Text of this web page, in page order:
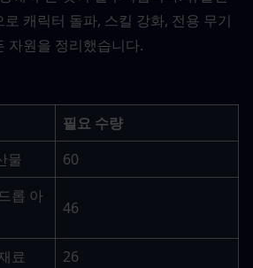
캐릭터 돌파, 스킬 강화, 전용 무기
자원을 정리했습니다.
필요 수량
물
60
롭 아
46
료
26